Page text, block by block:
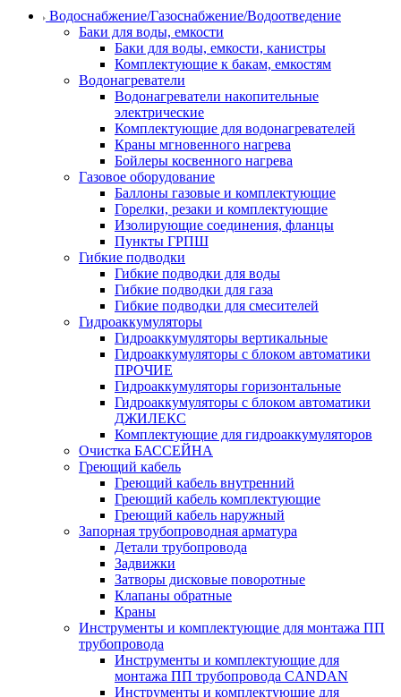
Водоснабжение/Газоснабжение/Водоотведение
Баки для воды, емкости
Баки для воды, емкости, канистры
Комплектующие к бакам, емкостям
Водонагреватели
Водонагреватели накопительные
электрические
Комплектующие для водонагревателей
Краны мгновенного нагрева
Бойлеры косвенного нагрева
Газовое оборудование
Баллоны газовые и комплектующие
Горелки, резаки и комплектующие
Изолирующие соединения, фланцы
Пункты ГРПШ
Гибкие подводки
Гибкие подводки для воды
Гибкие подводки для газа
Гибкие подводки для смесителей
Гидроаккумуляторы
Гидроаккумуляторы вертикальные
Гидроаккумуляторы с блоком автоматики
ПРОЧИЕ
Гидроаккумуляторы горизонтальные
Гидроаккумуляторы с блоком автоматики
ДЖИЛЕКС
Комплектующие для гидроаккумуляторов
Очистка БАССЕЙНА
Греющий кабель
Греющий кабель внутренний
Греющий кабель комплектующие
Греющий кабель наружный
Запорная трубопроводная арматура
Детали трубопровода
Задвижки
Затворы дисковые поворотные
Клапаны обратные
Краны
Инструменты и комплектующие для монтажа ПП
трубопровода
Инструменты и комплектующие для
монтажа ПП трубопровода CANDAN
Инструменты и комплектующие для